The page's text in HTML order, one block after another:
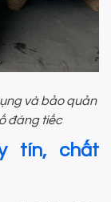
và bảo quản
đáng tiếc
tín, chất